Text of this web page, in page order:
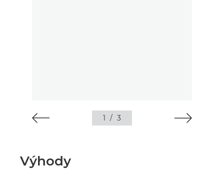
1 / 3
Výhody